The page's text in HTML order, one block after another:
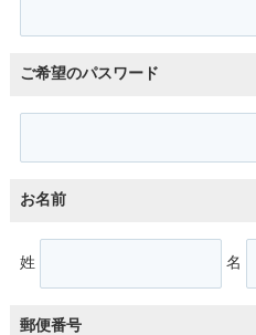
ご希望のパスワード
お名前
姓 名
郵便番号